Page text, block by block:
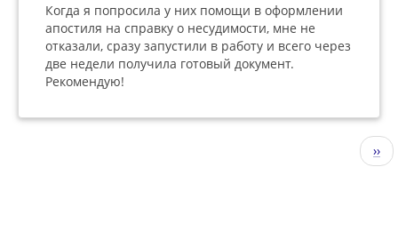
Когда я попросила у них помощи в оформлении
апостиля на справку о несудимости, мне не
отказали, сразу запустили в работу и всего через
две недели получила готовый документ.
Рекомендую!
››